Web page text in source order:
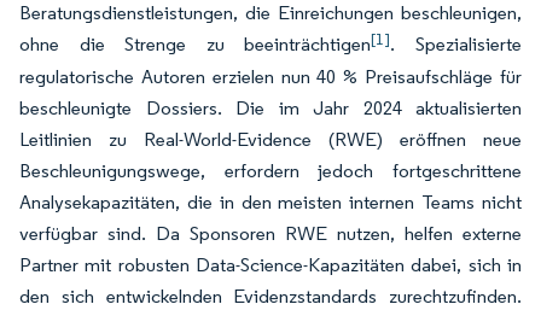
Beratungsdienstleistungen, die Einreichungen beschleunigen,
ohne die Strenge zu beeinträchtigen[1]. Spezialisierte
regulatorische Autoren erzielen nun 40 % Preisaufschläge für
beschleunigte Dossiers. Die im Jahr 2024 aktualisierten
Leitlinien zu Real-World-Evidence (RWE) eröffnen neue
Beschleunigungswege, erfordern jedoch fortgeschrittene
Analysekapazitäten, die in den meisten internen Teams nicht
verfügbar sind. Da Sponsoren RWE nutzen, helfen externe
Partner mit robusten Data-Science-Kapazitäten dabei, sich in
den sich entwickelnden Evidenzstandards zurechtzufinden.